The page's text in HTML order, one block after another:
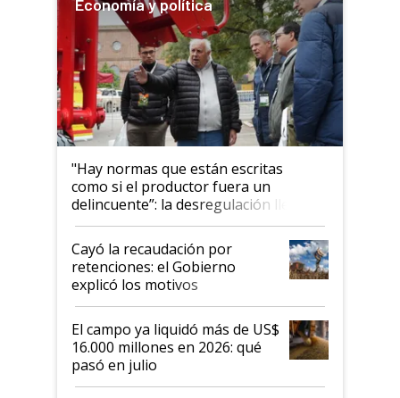
Economía y política
"Hay normas que están escritas
como si el productor fuera un
delincuente”: la desregulación llegó
al Congreso Aapresid y hasta se
habló del financiamiento al IPCVA
Cayó la recaudación por
retenciones: el Gobierno
explicó los motivos
El campo ya liquidó más de US$
16.000 millones en 2026: qué
pasó en julio